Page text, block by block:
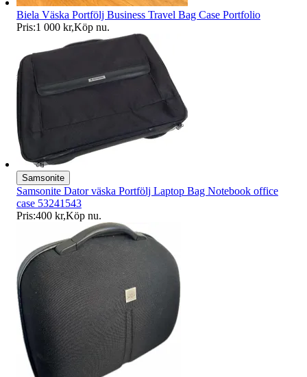
Biela Väska Portfölj Business Travel Bag Case Portfolio
Pris:1 000 kr,Köp nu.
Samsonite
Samsonite Dator väska Portfölj Laptop Bag Notebook office
case 53241543
Pris:400 kr,Köp nu.